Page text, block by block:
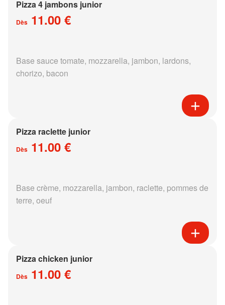
Pizza 4 jambons junior
Dès 11.00 €
Base sauce tomate, mozzarella, jambon, lardons,
chorizo, bacon
Pizza raclette junior
Dès 11.00 €
Base crème, mozzarella, jambon, raclette, pommes de
terre, oeuf
Pizza chicken junior
Dès 11.00 €